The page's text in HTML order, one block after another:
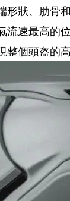
狀、肋骨
速最高的
整個頭盔的